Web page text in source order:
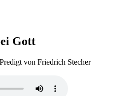
Gott
von Friedrich Stecher